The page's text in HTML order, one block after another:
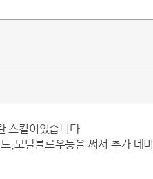
스킬이있습니다
,모탈블로우등을 써서 추가 데